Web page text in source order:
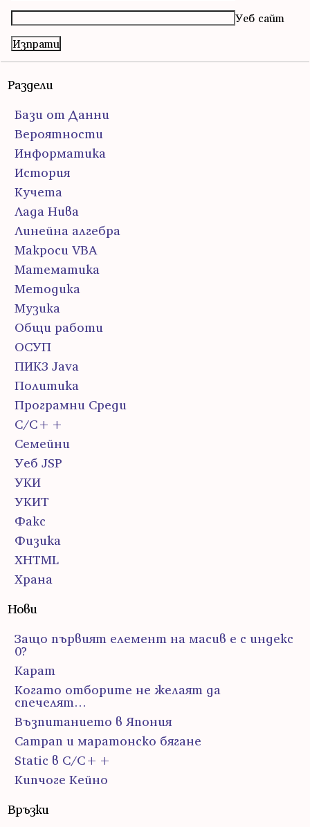
Уеб сайт
Раздели
Бази от Данни
Вероятности
Информатика
История
Кучета
Лада Нива
Линейна алгебра
Макроси VBA
Математика
Методика
Музика
Общи работи
ОСУП
ПИК3 Java
Политика
Програмни Среди
С/С++
Семейни
Уеб JSP
УКИ
УКИТ
Факс
Физика
ХHTML
Храна
Нови
Защо първият елемент на масив е с индекс
0?
Карат
Когато отборите не желаят да
спечелят…
Възпитанието в Япония
Сатрап и маратонско бягане
Static в C/C++
Кипчоге Кейно
Връзки